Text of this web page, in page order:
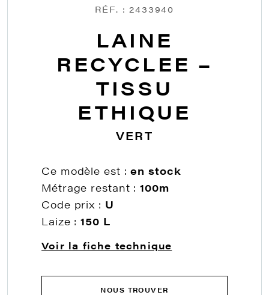
RÉF. : 2433940
LAINE
RECYCLEE –
TISSU
ETHIQUE
VERT
Ce modèle est :en stock
Métrage restant :100m
Code prix : U
Laize :150 L
Voir la fiche technique
NOUS TROUVER